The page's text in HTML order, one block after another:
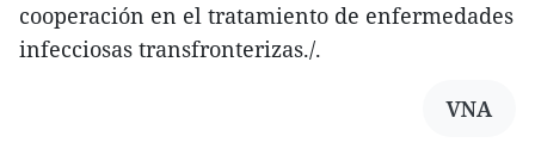
cooperación en el tratamiento de enfermedades
infecciosas transfronterizas./.
VNA